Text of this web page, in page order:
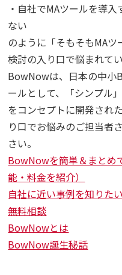
・自社でMAツールを導
ない
のように「そもそもMA
検討の入り口で悩まれてい
BowNowは、日本の中小
ールとして、「シンプル
をコンセプトに開発され
り口でお悩みのご担当者
さい。
BowNowを簡単＆まとめ
能・料金を紹介）
自社に近い事例を知りた
無料相談
BowNowとは
BowNow誕生秘話